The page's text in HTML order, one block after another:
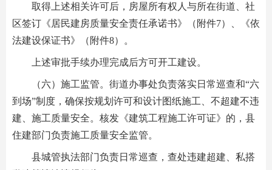
取得上述相关许可后，房屋所有权人与所在街道、社
区签订《居民建房质量安全责任承诺书》（附件7）、《依
法建设保证书》（附件8）。
上述审批手续办理完成后方可开工建设。
（六）施工监管。街道办事处负责落实日常巡查和“六
到场”制度，确保按规划许可和设计图纸施工、不超建不违
建、施工质量安全。核发《建筑工程施工许可证》的，县
住建部门负责施工质量安全监管。
县城管执法部门负责日常巡查，查处违建超建、私搭